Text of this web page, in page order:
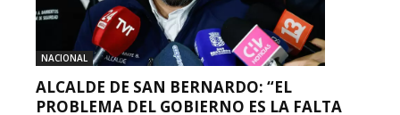
NACIONAL
ALCALDE DE SAN BERNARDO: “EL
PROBLEMA DEL GOBIERNO ES LA FALTA